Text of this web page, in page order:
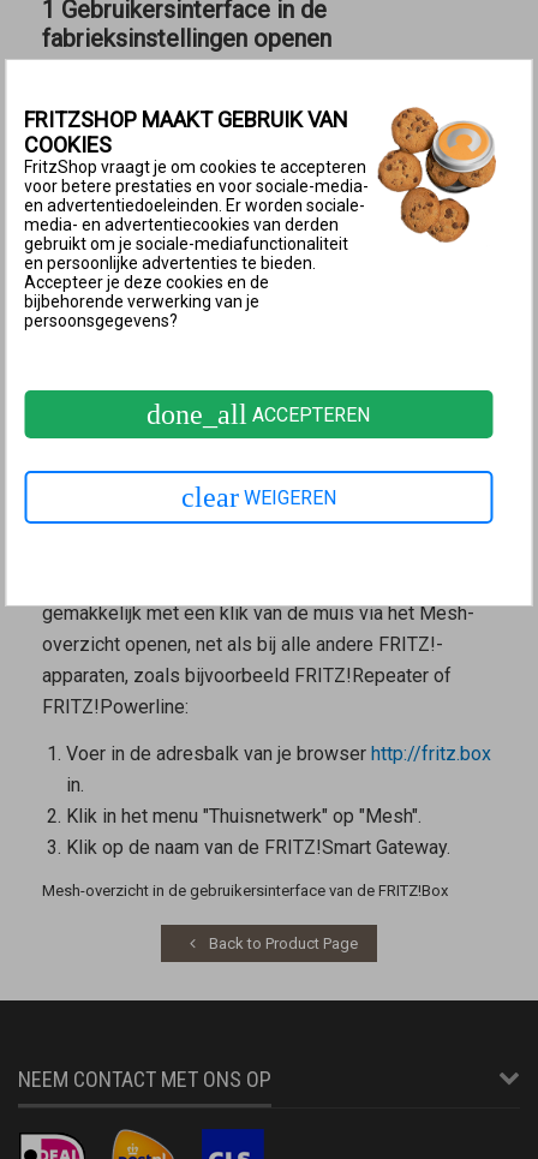
1 Gebruikersinterface in de
fabrieksinstellingen openen
een netwerkkabel aansluiten op de LAN-poort van de
FRITZ!Smart Gateway en de gebruikersinterface van
de FRITZ!Smart Gateway vervolgens openen via het
adres:
Voer in de adresbalk van je browser óf
http://fritz.smartgateway
Belangrijk:Als je het adres invoert zonder "http://",
gebruikersinterface opent.
van de FRITZ!Box openen
Na de configuratie van de FRITZ!Smart Gateway in het
gemakkelijk met een klik van de muis via het Mesh-
overzicht openen, net als bij alle andere FRITZ!-
apparaten, zoals bijvoorbeeld FRITZ!Repeater of
FRITZ!Powerline:
Voer in de adresbalk van je browser http://fritz.box
in.
Klik in het menu "Thuisnetwerk" op "Mesh".
Klik op de naam van de FRITZ!Smart Gateway.
Mesh-overzicht in de gebruikersinterface van de FRITZ!Box
Back to Product Page
NEEM CONTACT MET ONS OP
FRITZSHOP MAAKT GEBRUIK VAN
COOKIES
FritzShop vraagt je om cookies te accepteren
voor betere prestaties en voor sociale-media-
en advertentiedoeleinden. Er worden sociale-
media- en advertentiecookies van derden
gebruikt om je sociale-mediafunctionaliteit
en persoonlijke advertenties te bieden.
Accepteer je deze cookies en de
bijbehorende verwerking van je
persoonsgegevens?
done_all ACCEPTEREN
clear WEIGEREN